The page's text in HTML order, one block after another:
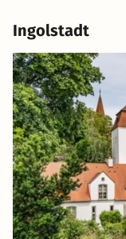
Ingolstadt